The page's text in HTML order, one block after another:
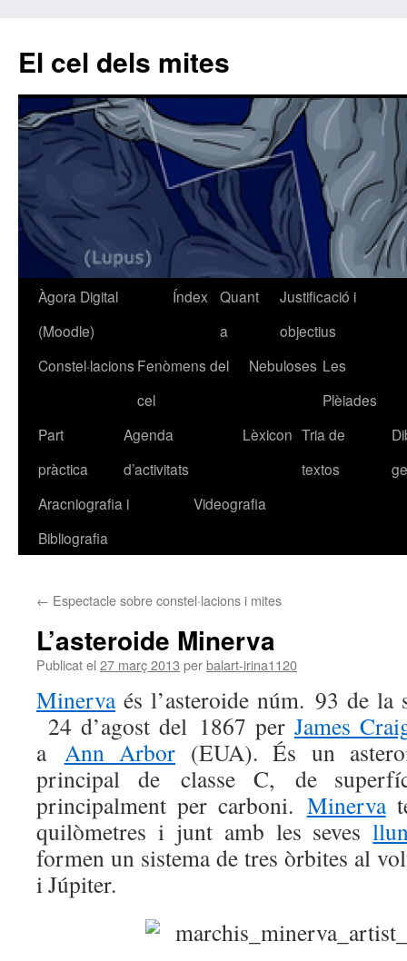
El cel dels mites
Vés
contingut
Àgora Digital
(Moodle)
Índex
Quant
a
Justificació i
objectius
Constel·lacions Fenòmens del
cel
Nebuloses Les
Plèiades
Part
pràctica
Agenda
d’activitats
Lèxicon Tria de
textos
Aracniografia i
Bibliografia
Videografia
← Espectacle sobre constel·lacions i mites
L’asteroide Minerva
Publicat el 27 març 2013 perbalart-irina1120
Minervaés l’asteroide núm. 93 de la
24 d’agost del 1867 per James
a Ann Arbor (EUA). És un
principal de classe C, de
principalment per carboni. Minerva
quilòmetres i junt amb les seves
formen un sistema de tres òrbites al
i Júpiter.